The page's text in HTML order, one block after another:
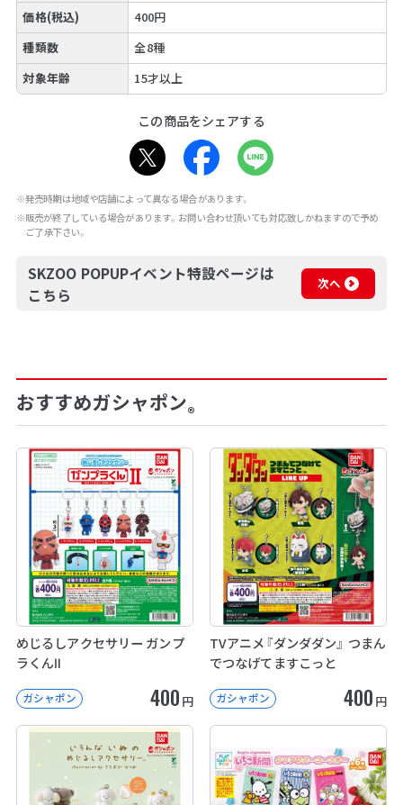
価格(税込)
400円
種類数
全8種
対象年齢
15才以上
この商品をシェアする
※発売時期は地域や店舗によって異なる場合があります。
※販売が終了している場合があります。お問い合わせ頂いても対応致しかねますので予め
ご了承下さい。
SKZOO POPUPイベント特設ページは
こちら
次へ
おすすめガシャポン®
めじるしアクセサリー ガンプ
ラくんⅡ
ガシャポン 400 円
TVアニメ『ダンダダン』 つまん
でつなげてますこっと
ガシャポン 400 円